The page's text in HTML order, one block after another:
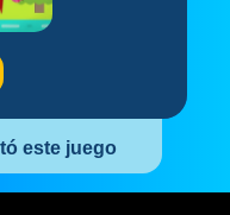
este juego